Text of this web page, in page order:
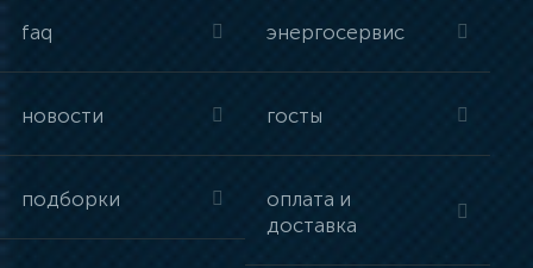
faq энергосервис
новости госты
подборки
оплата и
доставка